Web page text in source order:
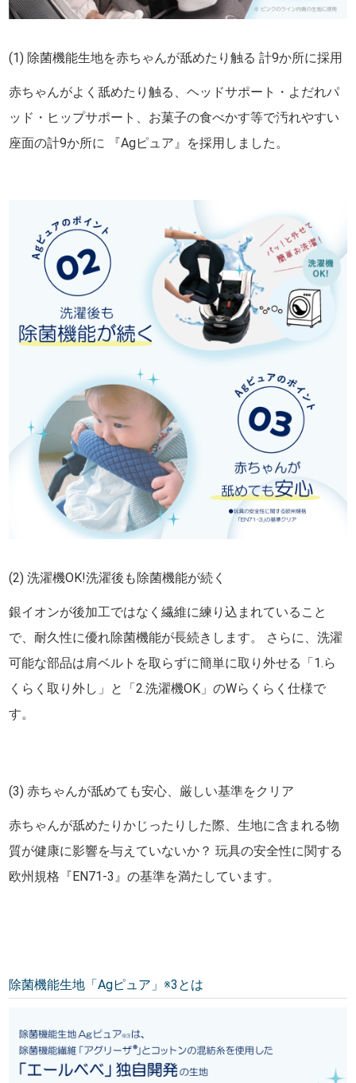
(1) 除菌機能生地を赤ちゃんが舐めたり触る 計9か所に採用
赤ちゃんがよく舐めたり触る、ヘッドサポート・よだれパ
ッド・ヒップサポート、お菓子の食べかす等で汚れやすい
座面の計9か所に 『Agピュア』を採用しました。
(2) 洗濯機OK!洗濯後も除菌機能が続く
銀イオンが後加工ではなく繊維に練り込まれていること
で、耐久性に優れ除菌機能が長続きします。 さらに、洗濯
可能な部品は肩ベルトを取らずに簡単に取り外せる「1.ら
くらく取り外し」と「2.洗濯機OK」のWらくらく仕様で
す。
(3) 赤ちゃんが舐めても安心、厳しい基準をクリア
赤ちゃんが舐めたりかじったりした際、生地に含まれる物
質が健康に影響を与えていないか？ 玩具の安全性に関する
欧州規格『EN71-3』の基準を満たしています。
除菌機能生地「Agピュア」※3とは